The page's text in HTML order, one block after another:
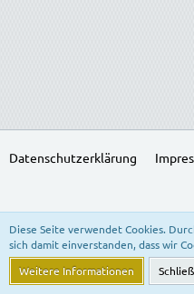
Datenschutzerklärung
Stil:Freedom of
Community-
Diese Seite verwendet Cookies.
sich damit einverstanden, dass wir
Weitere Informationen